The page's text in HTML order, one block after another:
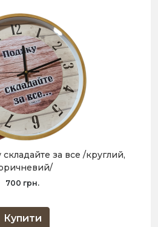
за все /круглий,
700 грн.
Купити